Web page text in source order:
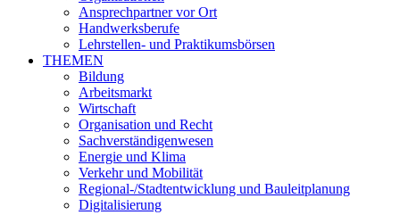
Ansprechpartner vor Ort
Handwerksberufe
Lehrstellen- und Praktikumsbörsen
THEMEN
Bildung
Arbeitsmarkt
Wirtschaft
Organisation und Recht
Sachverständigenwesen
Energie und Klima
Verkehr und Mobilität
Regional-/Stadtentwicklung und Bauleitplanung
Digitalisierung